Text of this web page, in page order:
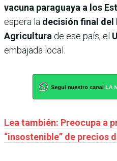
vacuna paraguaya a los
espera la decisión final del
Agricultura de ese país, el
embajada local.
Lea también: Preocupa a
“insostenible” de precios